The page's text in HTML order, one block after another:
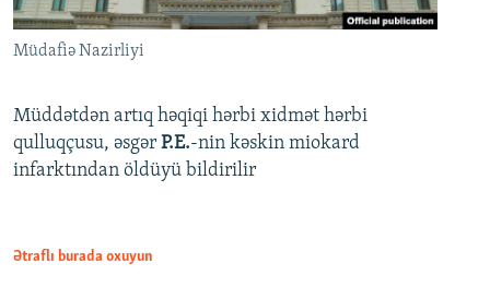
Müdafiə Nazirliyi
Müddətdən artıq həqiqi hərbi xidmət hərbi
qulluqçusu, əsgər P.E.-nin kəskin miokard
infarktından öldüyü bildirilir
Ətraflı burada oxuyun